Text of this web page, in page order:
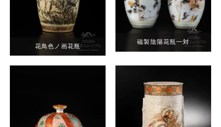
花鳥色ノ画花瓶
磁製陰陽花瓶一対